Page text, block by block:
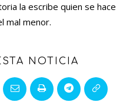
la escribe quien se hace
mal menor.
NOTICIA